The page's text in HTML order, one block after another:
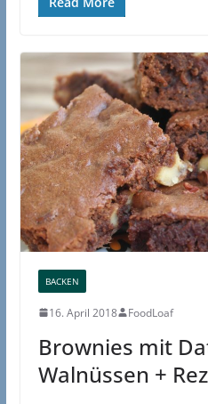
BACKEN
16. April 2018 FoodLoaf
Brownies mit
Walnüssen +